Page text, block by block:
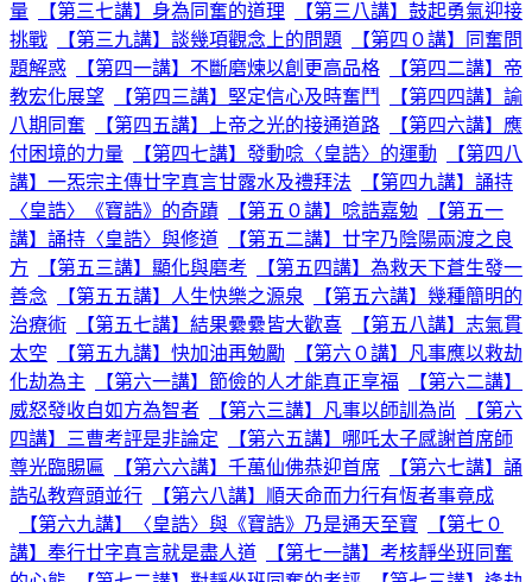
量
【第三七講】身為同奮的道理
【第三八講】鼓起勇氣迎接
挑戰
【第三九講】談幾項觀念上的問題
【第四０講】同奮問
題解惑
【第四一講】不斷磨煉以創更高品格
【第四二講】帝
教宏化展望
【第四三講】堅定信心及時奮鬥
【第四四講】諭
八期同奮
【第四五講】上帝之光的接通道路
【第四六講】應
付困境的力量
【第四七講】發動唸〈皇誥〉的運動
【第四八
講】一炁宗主傳廿字真言甘露水及禮拜法
【第四九講】誦持
〈皇誥〉《寶誥》的奇蹟
【第五０講】唸誥嘉勉
【第五一
講】誦持〈皇誥〉與修道
【第五二講】廿字乃陰陽兩渡之良
方
【第五三講】顯化與磨考
【第五四講】為救天下蒼生發一
善念
【第五五講】人生快樂之源泉
【第五六講】幾種簡明的
治療術
【第五七講】結果纍纍皆大歡喜
【第五八講】志氣貫
太空
【第五九講】快加油再勉勵
【第六０講】凡事應以救劫
化劫為主
【第六一講】節儉的人才能真正享福
【第六二講】
威怒發收自如方為智者
【第六三講】凡事以師訓為尚
【第六
四講】三曹考評是非論定
【第六五講】哪吒太子感謝首席師
尊光臨賜匾
【第六六講】千萬仙佛恭迎首席
【第六七講】誦
誥弘教齊頭並行
【第六八講】順天命而力行有恆者事竟成
【第六九講】〈皇誥〉與《寶誥》乃是通天至寶
【第七０
講】奉行廿字真言就是盡人道
【第七一講】考核靜坐班同奮